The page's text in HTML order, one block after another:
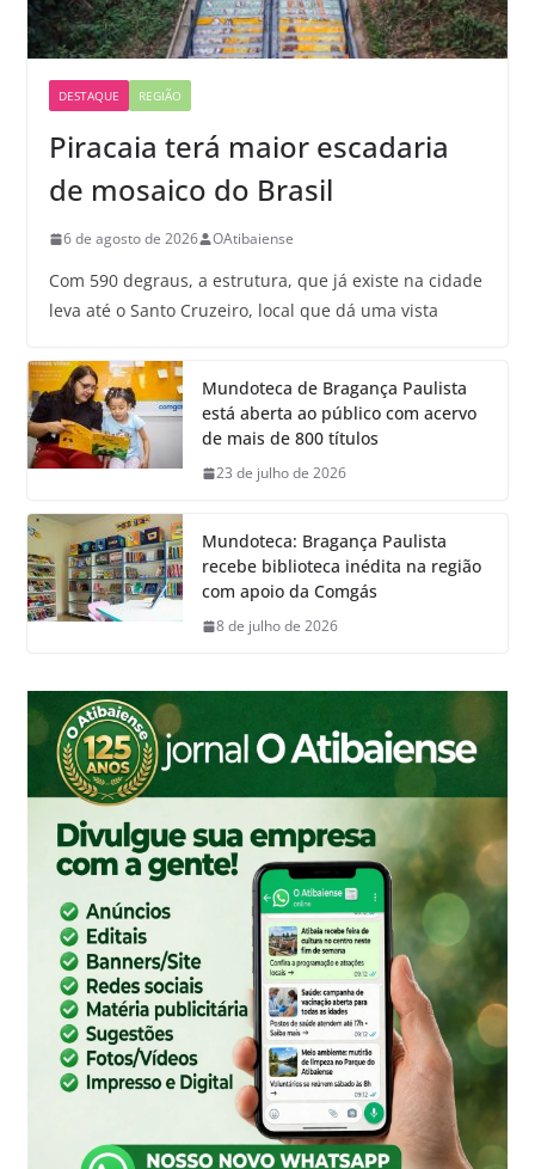
DESTAQUE REGIÃO
Piracaia terá maior escadaria
de mosaico do Brasil
6 de agosto de 2026 OAtibaiense
Com 590 degraus, a estrutura, que já existe na cidade
leva até o Santo Cruzeiro, local que dá uma vista
Mundoteca de Bragança Paulista
está aberta ao público com acervo
de mais de 800 títulos
23 de julho de 2026
Mundoteca: Bragança Paulista
recebe biblioteca inédita na região
com apoio da Comgás
8 de julho de 2026